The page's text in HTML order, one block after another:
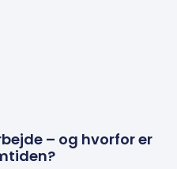
– og hvorfor er